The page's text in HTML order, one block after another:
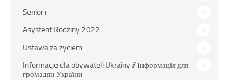
Senior+
Asystent Rodziny 2022
Ustawa za życiem
Informacje dla obywateli Ukrainy // Інформація для
громадян України